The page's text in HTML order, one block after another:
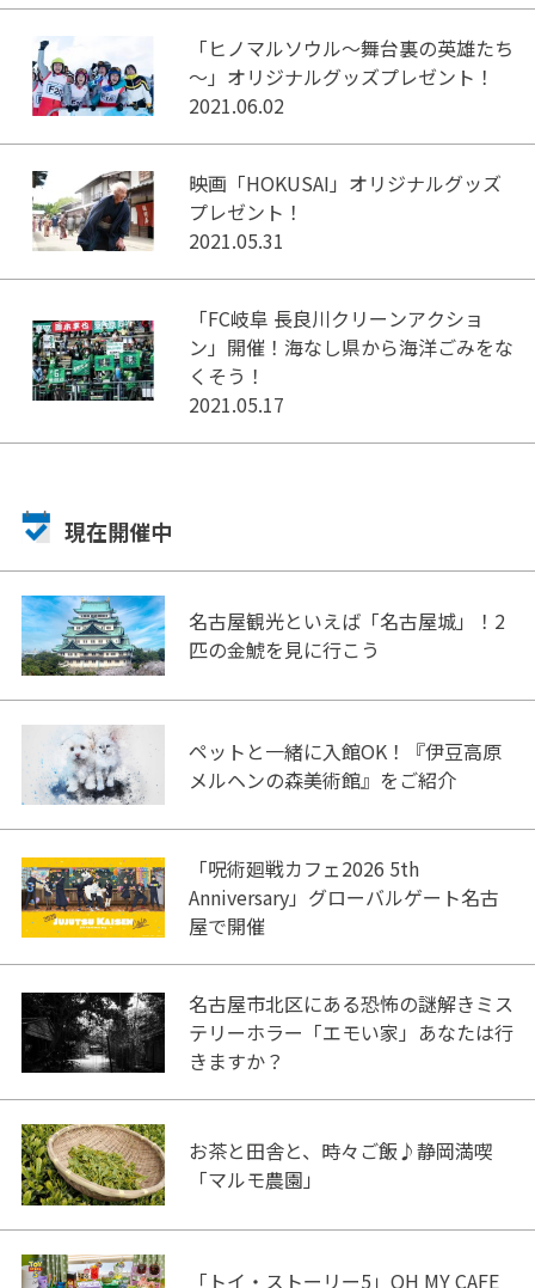
「ヒノマルソウル～舞台裏の英雄たち
～」オリジナルグッズプレゼント！
2021.06.02
映画「HOKUSAI」オリジナルグッズ
プレゼント！
2021.05.31
「FC岐阜 長良川クリーンアクショ
ン」開催！海なし県から海洋ごみをな
くそう！
2021.05.17
現在開催中
名古屋観光といえば「名古屋城」！2
匹の金鯱を見に行こう
ペットと一緒に入館OK！『伊豆高原
メルヘンの森美術館』をご紹介
「呪術廻戦カフェ2026 5th
Anniversary」グローバルゲート名古
屋で開催
名古屋市北区にある恐怖の謎解きミス
テリーホラー「エモい家」あなたは行
きますか？
お茶と田舎と、時々ご飯♪静岡満喫
「マルモ農園」
「トイ・ストーリー5」OH MY CAFE